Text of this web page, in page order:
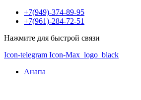
+7(949)-374-89-95
+7(961)-284-72-51
Нажмите для быстрой связи
Icon-telegram Icon-Max_logo_black
Анапа